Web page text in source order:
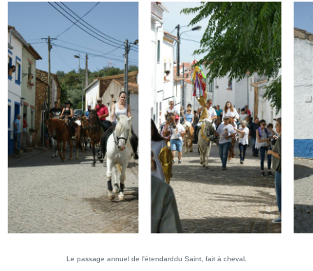
Le passage annuel de l'étendarddu Saint, fait à cheval.